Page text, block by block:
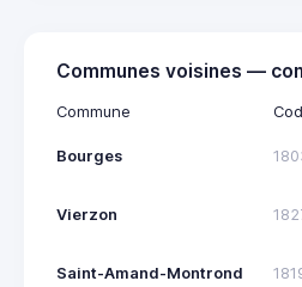
Communes voisines —
Commune
Bourges
Vierzon
Saint-Amand-Montrond